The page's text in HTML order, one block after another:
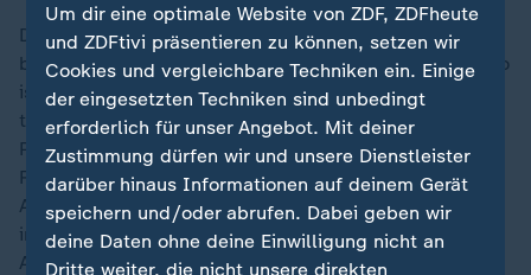
Dieses Jahr ist die Liste weit weniger prominent
besetzt. Der slowakische Ministerpräsident Robert Fico
ist zwar in Moskau, wird aber nicht an der Parade
teilnehmen. Neben Wladimir Putin sitzen dann der
Präsident von Laos, der Sultan von Malaysia und eine
Reihe von Präsidenten russischer Vasallenstaaten wie
Abchasien, Südossetien und der Republik Srpska, die
international teilweise nicht mal anerkannt sind.
Außerdem da, wie immer, Alexander Lukaschenko aus
Um dir eine optimale Website von ZDF, ZDFheute
und ZDFtivi präsentieren zu können, setzen wir
Cookies und vergleichbare Techniken ein. Einige
der eingesetzten Techniken sind unbedingt
erforderlich für unser Angebot. Mit deiner
Zustimmung dürfen wir und unsere Dienstleister
darüber hinaus Informationen auf deinem Gerät
speichern und/oder abrufen. Dabei geben wir
deine Daten ohne deine Einwilligung nicht an
Dritte weiter, die nicht unsere direkten